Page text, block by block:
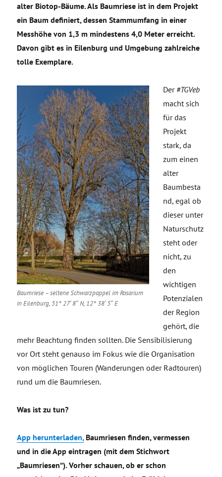
alter Biotop-Bäume.Als Baumriese ist in dem Projekt
ein Baum definiert, dessen Stammumfang in einer
Messhöhe von 1,3 m mindestens 4,0 Meter erreicht.
Davon gibt es in Eilenburg und Umgebung zahlreiche
tolle Exemplare.
Baumriese – seltene Schwarzpappel im Rosarium
in Eilenburg, 51° 27′ 8″ N, 12° 38′ 5″ E
Der #TGVeb
macht sich
für das
Projekt
stark, da
zum einen
alter
Baumbesta
nd, egal ob
dieser unter
Naturschutz
steht oder
nicht, zu
den
wichtigen
Potenzialen
der Region
gehört, die
mehr Beachtung finden sollten. Die Sensibilisierung
vor Ort steht genauso im Fokus wie die Organisation
von möglichen Touren (Wanderungen oder Radtouren)
rund um die Baumriesen.
Was ist zu tun?
App herunterladen,Baumriesen finden, vermessen
und in die App eintragen (mit dem Stichwort
„Baumriesen“). Vorher schauen, ob er schon